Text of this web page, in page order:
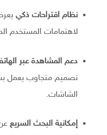
نظام اقتراحات ذكي
لاهتمامات المستخدم
دعم المشاهدة عبر
تصميم متجاوب يعمل
الشاشات.
إمكانية البحث السريع